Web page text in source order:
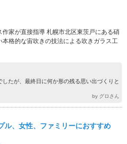
家が直接指導 札幌市北区東茨戸にある硝
格的な宙吹きの技法による吹きガラス工
たが、最終日に何か形の残る思い出づくりと
by グロさん
、女性、ファミリーにおすすめ